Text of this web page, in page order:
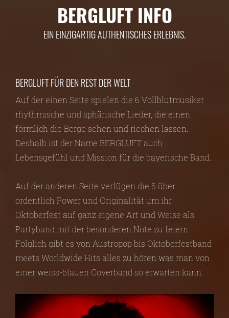
BERGLUFT INFO
EIN EINZIGARTIG AUTHENTISCHES ERLEBNIS.
BERGLUFT FÜR DEN REST DER WELT
Auf der einen Seite spielen die 6 Vollblutmusiker
rhythmische und sphärische Lieder, die einen
förmlich die Berge sehen und riechen lassen.
Deshalb ist der Name BERGLUFT auch
Lebensgefühl und Mission für die bayerische Band.
Auf der anderen Seite verfügen die 6 über
ordentlich Power und Originalität um ihr
Oktoberfest auf ganz eigene Art und Weise als
Partyband mit der besonderen Note zu feiern.
Folglich gibt es von Austropop bis Oktoberfestband
meets Worldwide Hits alles zu hören was man von
einer weiss-blauen Coverband so erwarten kann.